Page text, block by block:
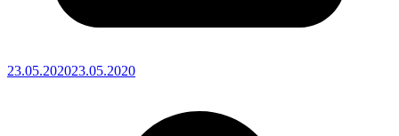
23.05.202023.05.2020